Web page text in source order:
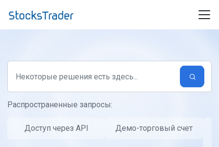
Распространенные запросы:
Доступ через API
Демо-торговый счет